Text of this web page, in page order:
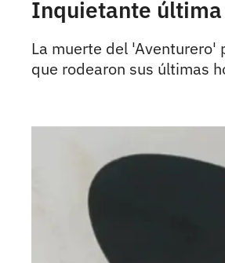
Inquietante última
La muerte del 'Aventurero'
que rodearon sus últimas